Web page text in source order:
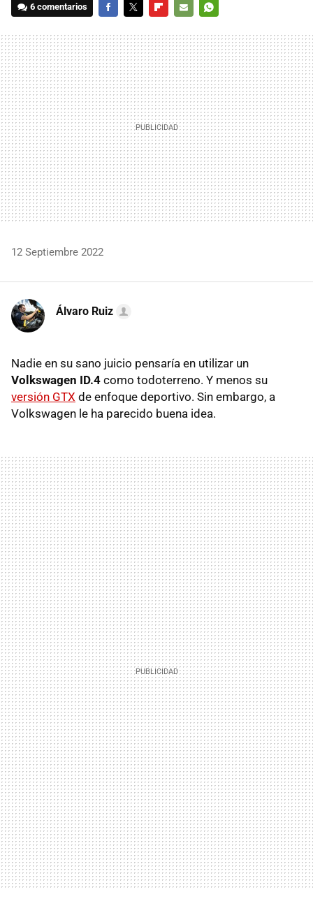
6 comentarios
MAIL
12 Septiembre 2022
Álvaro Ruiz
Nadie en su sano juicio pensaría en utilizar un
Volkswagen ID.4 como todoterreno. Y menos su
versión GTX de enfoque deportivo. Sin embargo, a
Volkswagen le ha parecido buena idea.